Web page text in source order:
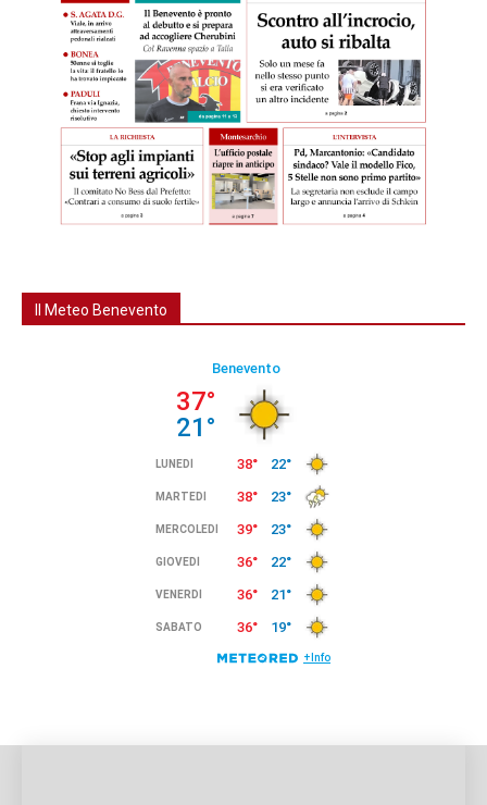
Il Meteo Benevento